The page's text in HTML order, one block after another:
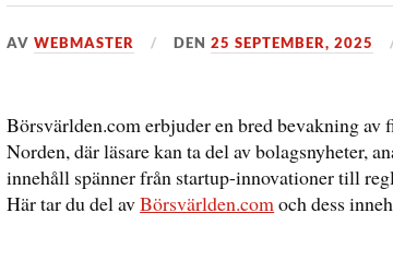
AVWEBMASTER DEN25 SEPTEMBER, 2025
Börsvärlden.com erbjuder en bred bevakning av
Norden, där läsare kan ta del av bolagsnyheter,
innehåll spänner från startup-innovationer till
Här tar du del avBörsvärlden.comoch dess